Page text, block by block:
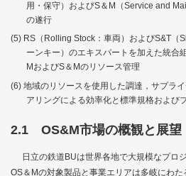
用・保守）およびS＆M（Service and
の遂行
RS（Rolling Stock：車両）およびS&T（
ーンキー）のエキスパートを加えた統合
MおよびS＆Mのリソース管理
地域のリソースを使用した調達，サプラ
アリングによる効率化と標準規格および
2.1 OS&M市場の概観と展望
日立の鉄道BUは世界各地で大規模なプロ
OS＆Mの対象製品と事業エリアは多岐にわた